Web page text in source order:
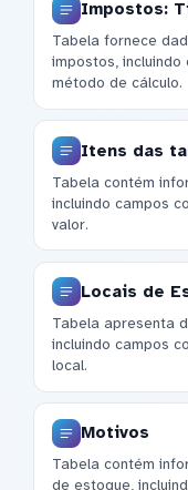
Impostos:
Tabela fornece
impostos,
método de cálculo.
Itens das
Tabela contém
incluindo campos
valor.
Locais de
Tabela apresenta
incluindo campos
local.
Motivos
Tabela contém
de estoque,